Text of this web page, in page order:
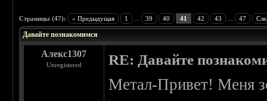
Страницы (47): « Предыдущая 1 39 40 41 42 43 47
Давайте познакомимся
Алекс1307
Unregistered RE: Давайте
Метал-Привет! Меня